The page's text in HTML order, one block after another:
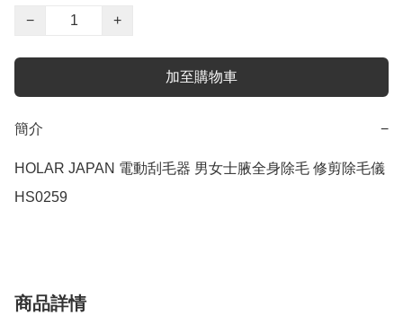
−
+
加至購物車
簡介 −
HOLAR JAPAN 電動刮毛器 男女士腋全身除毛 修剪除毛儀
HS0259
商品詳情